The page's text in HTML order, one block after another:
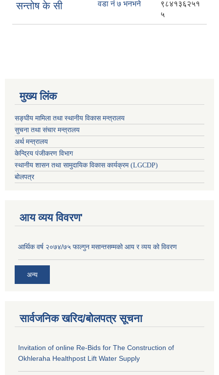
सन्तोष के सी वडा नं ७ भनभने
९८४१३६२५१
५
मुख्य लिंक
सङ्घीय मामिला तथा स्थानीय विकास मन्त्रालय
सुचना तथा संचार मन्त्रालय
अर्थ मन्त्रालय
केन्द्रिय पंजीकरण विभाग
स्थानीय शासन तथा सामुदायिक विकास कार्यक्रम (LGCDP)
बोलपत्र
आय व्यय विवरण'
आर्थिक वर्ष २०७४/७५ फाल्गुन मसान्तसम्मको आय र व्यय को विवरण
अन्य
सार्वजनिक खरिद/बोलपत्र सूचना
Invitation of online Re-Bids for The Construction of
Okhleraha Healthpost Lift Water Supply